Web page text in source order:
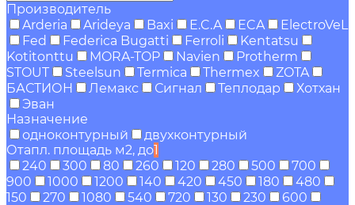
Производитель
Arderia
Arideya Baxi E.C.A ECA
ElectroVeL
Fed
Federica Bugatti Ferroli
Kentatsu
Kotitonttu
MORA-TOP Navien
Protherm
STOUT
Steelsun Termica Thermex
ZOTA
БАСТИОН
Лемакс Сигнал Теплодар
Хотхан
Эван
Назначение
одноконтурный
двухконтурный
Отапл. площадь м2, до1
240
300 80 260 120 280 500
700
900
1000 1200 140 420 450 180
480
150
270 1080 540 720 130 230
600